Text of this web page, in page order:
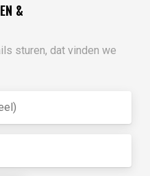
&
sturen, dat vinden we